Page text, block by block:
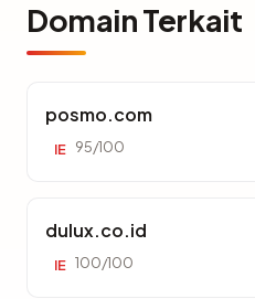
Domain Terkait
posmo.com
IE 95/100
dulux.co.id
IE 100/100